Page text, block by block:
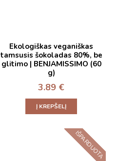
Ekologiškas veganiškas
tamsusis šokoladas 80%, be
glitimo | BENJAMISSIMO (60
g)
3.89 €
Į KREPŠELĮ
IŠPARDUOTA